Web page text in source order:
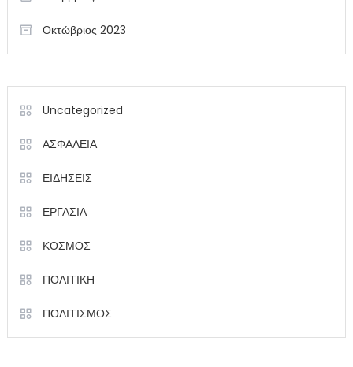
Οκτώβριος 2023
Uncategorized
ΑΣΦΑΛΕΙΑ
ΕΙΔΗΣΕΙΣ
ΕΡΓΑΣΙΑ
ΚΟΣΜΟΣ
ΠΟΛΙΤΙΚΗ
ΠΟΛΙΤΙΣΜΟΣ